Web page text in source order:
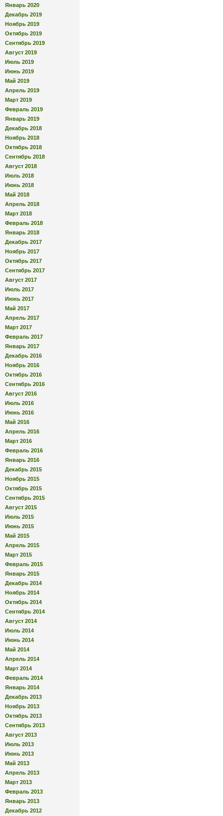
Январь 2020
Декабрь 2019
Ноябрь 2019
Октябрь 2019
Сентябрь 2019
Август 2019
Июль 2019
Июнь 2019
Май 2019
Апрель 2019
Март 2019
Февраль 2019
Январь 2019
Декабрь 2018
Ноябрь 2018
Октябрь 2018
Сентябрь 2018
Август 2018
Июль 2018
Июнь 2018
Май 2018
Апрель 2018
Март 2018
Февраль 2018
Январь 2018
Декабрь 2017
Ноябрь 2017
Октябрь 2017
Сентябрь 2017
Август 2017
Июль 2017
Июнь 2017
Май 2017
Апрель 2017
Март 2017
Февраль 2017
Январь 2017
Декабрь 2016
Ноябрь 2016
Октябрь 2016
Сентябрь 2016
Август 2016
Июль 2016
Июнь 2016
Май 2016
Апрель 2016
Март 2016
Февраль 2016
Январь 2016
Декабрь 2015
Ноябрь 2015
Октябрь 2015
Сентябрь 2015
Август 2015
Июль 2015
Июнь 2015
Май 2015
Апрель 2015
Март 2015
Февраль 2015
Январь 2015
Декабрь 2014
Ноябрь 2014
Октябрь 2014
Сентябрь 2014
Август 2014
Июль 2014
Июнь 2014
Май 2014
Апрель 2014
Март 2014
Февраль 2014
Январь 2014
Декабрь 2013
Ноябрь 2013
Октябрь 2013
Сентябрь 2013
Август 2013
Июль 2013
Июнь 2013
Май 2013
Апрель 2013
Март 2013
Февраль 2013
Январь 2013
Декабрь 2012